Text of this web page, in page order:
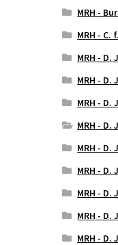
MRH -
MRH - C.
MRH - D.
MRH -
MRH -
MRH - D.
MRH - D.
MRH - D.
MRH - D.
MRH -
MRH - D.